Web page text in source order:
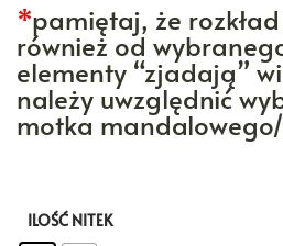
*pamiętaj, że
również od
elementy “zjadają”
należy uwzględnić
motka
ILOŚĆ NITEK